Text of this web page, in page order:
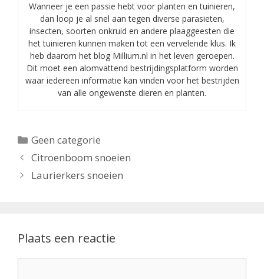
Wanneer je een passie hebt voor planten en tuinieren,
dan loop je al snel aan tegen diverse parasieten,
insecten, soorten onkruid en andere plaaggeesten die
het tuinieren kunnen maken tot een vervelende klus. Ik
heb daarom het blog Millium.nl in het leven geroepen.
Dit moet een alomvattend bestrijdingsplatform worden
waar iedereen informatie kan vinden voor het bestrijden
van alle ongewenste dieren en planten.
Categorieën
Geen categorie
Citroenboom snoeien
Laurierkers snoeien
Plaats een reactie